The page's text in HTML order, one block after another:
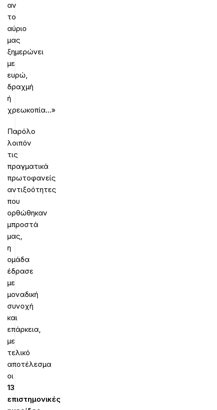
αν
το
αύριο
μας
ξημερώνει
με
ευρώ,
δραχμή
ή
χρεωκοπία…»
Παρόλο
λοιπόν
τις
πραγματικά
πρωτοφανείς
αντιξοότητες
που
ορθώθηκαν
μπροστά
μας,
η
ομάδα
έδρασε
με
μοναδική
συνοχή
και
επάρκεια,
με
τελικό
αποτέλεσμα
οι
13
επιστημονικές